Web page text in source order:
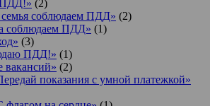
(2)
соблюдаем ПДД» (2)
соблюдаем ПДД» (1)
(3)
ПДД!» (1)
вакансий» (2)
показания с умной платежкой»